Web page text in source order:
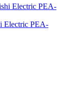
Electric PEA-